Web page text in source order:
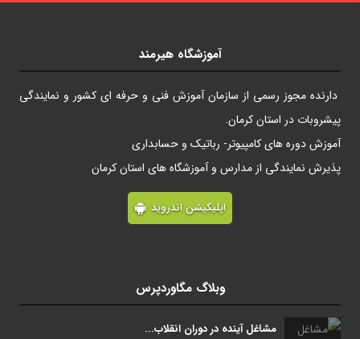
آموزشگاه هیرمند
دارنده مجوز رسمی از سازمان آموزش فنی و حرفه ای کشور و نمایندگی
پیشروبات در استان کرمان.
آموزش دوره های کامپیوتر- رباتیک و حسابداری
پذیرش نمایندگی از مدارس و آموزشگاه های استان کرمان
اپلیکیشن اندروید
وبلاگ مگاوردپرس
مشاغل آینده در دوران انقلاب...